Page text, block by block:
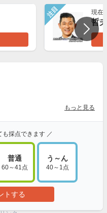
注目 現在
哲夫
もっと見る
採点できます ／
普通
60～41点
う～ん
40～1点
トする